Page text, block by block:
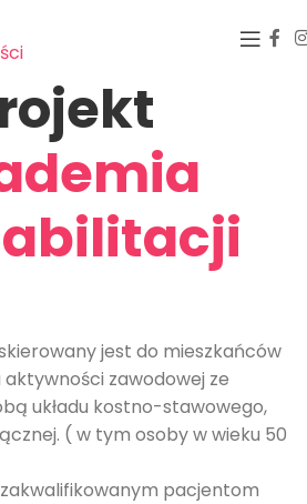
jest do mieszkańców
aktywności zawodowej ze
układu kostno-stawowego,
( w tym osoby w wieku 50
pacjentom